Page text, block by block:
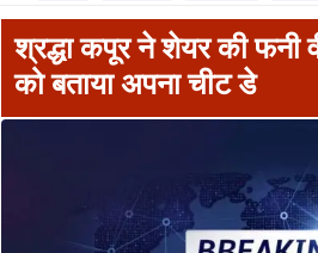
श्रद्धा कपूर ने शेयर की फनी
को बताया अपना चीट डे